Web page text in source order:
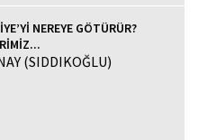
NEREYE GÖTÜRÜR?
(SIDDIKOĞLU)